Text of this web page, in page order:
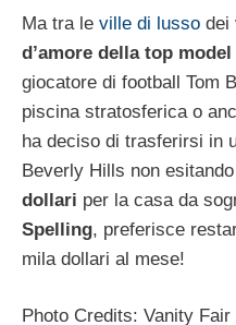
Ma tra le ville di lusso dei
d’amore della top
giocatore di football Tom
piscina stratosferica o
ha deciso di trasferirsi in
Beverly Hills non
dollari per la casa da
Spelling, preferisce
mila dollari al mese!
Photo Credits: Vanity Fair